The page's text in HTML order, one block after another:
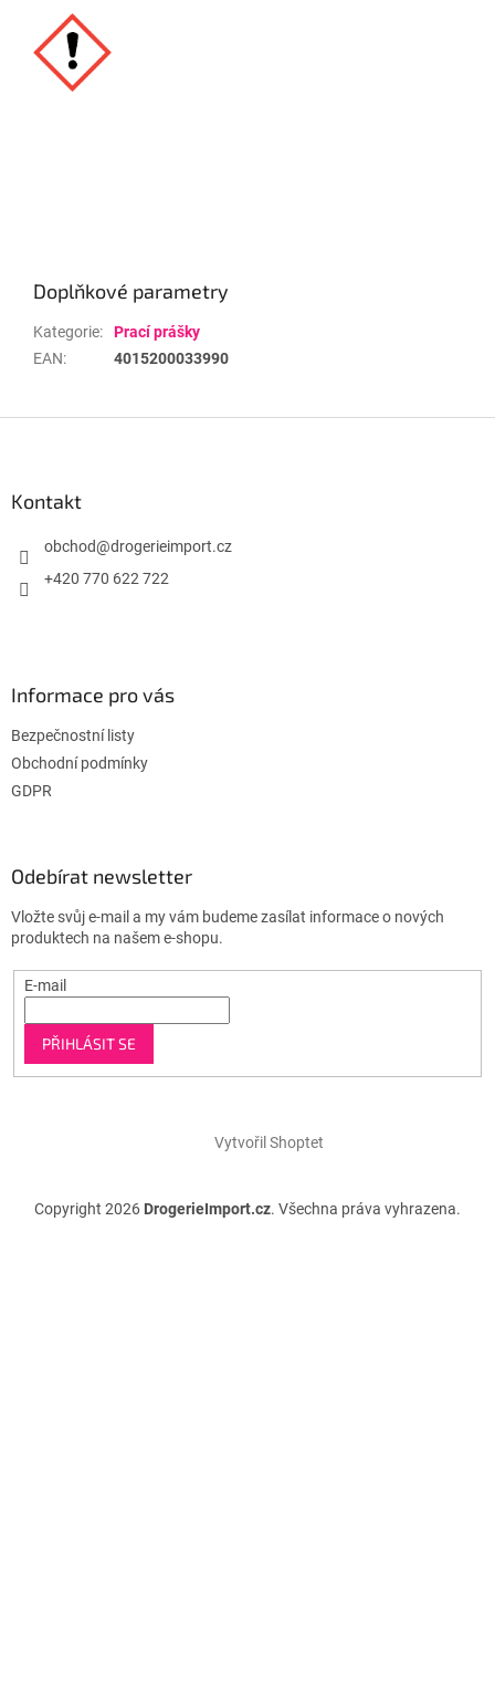
Doplňkové parametry
Kategorie:
Prací prášky
EAN: 4015200033990
Kontakt
obchod@drogerieimport.cz
+420 770 622 722
Informace pro vás
Bezpečnostní listy
Obchodní podmínky
GDPR
Odebírat newsletter
Vložte svůj e-mail a my vám budeme zasílat informace o nových
produktech na našem e-shopu.
E-mail
PŘIHLÁSIT SE
Vytvořil Shoptet
Copyright 2026 DrogerieImport.cz. Všechna práva vyhrazena.